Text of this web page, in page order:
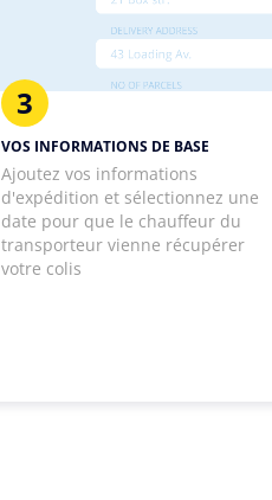
3
VOS INFORMATIONS DE BASE
Ajoutez vos informations
d'expédition et sélectionnez une
date pour que le chauffeur du
transporteur vienne récupérer
votre colis